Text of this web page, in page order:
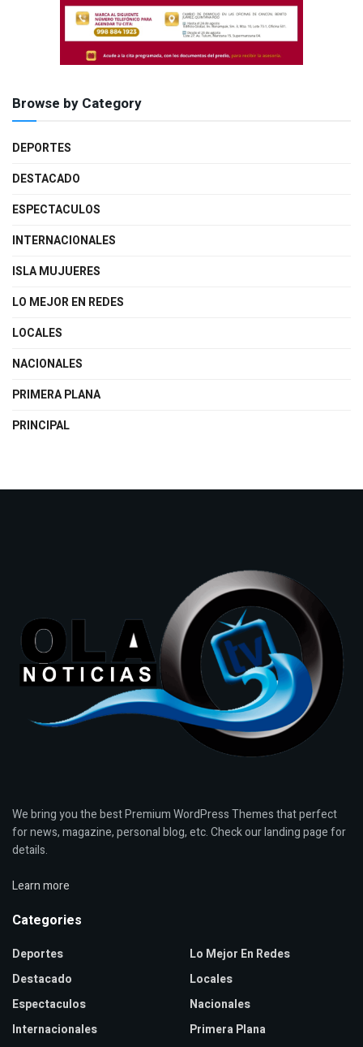
Browse by Category
DEPORTES
DESTACADO
ESPECTACULOS
INTERNACIONALES
ISLA MUJUERES
LO MEJOR EN REDES
LOCALES
NACIONALES
PRIMERA PLANA
PRINCIPAL
We bring you the best Premium WordPress Themes that perfect
for news, magazine, personal blog, etc. Check our landing page for
details.
Learn more
Categories
Deportes
Destacado
Espectaculos
Internacionales
Lo Mejor En Redes
Locales
Nacionales
Primera Plana